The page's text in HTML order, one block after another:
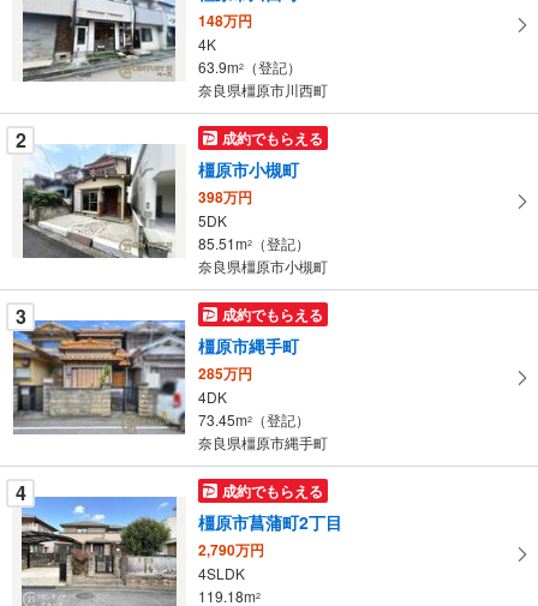
る
・
条
件
を
マ
イ
ペ
に
保
存
す
る
148万円
4K
63.9m2
（登記）
奈良県橿原市川西町
2 成約でもらえる
橿原市小槻町
398万円
5DK
85.51m2
（登記）
奈良県橿原市小槻町
3 成約でもらえる
橿原市縄手町
285万円
4DK
73.45m2
（登記）
奈良県橿原市縄手町
4 成約でもらえる
橿原市菖蒲町2丁目
2,790万円
4SLDK
119.18m2